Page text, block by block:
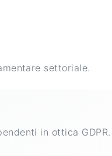
settoriale.
in ottica GDPR.